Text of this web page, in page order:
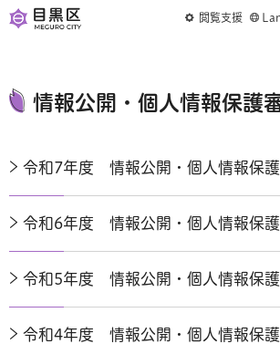
閲覧支援
情報公開・個人情報保護
令和7年度 情報公開・個人情報保
令和6年度 情報公開・個人情報保
令和5年度 情報公開・個人情報保
令和4年度 情報公開・個人情報保